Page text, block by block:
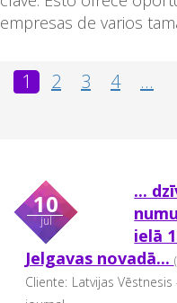
empresas de varios
1 2 3 4 ...
10
jul
...
ielā
Jelgavas novadā...
Cliente: Latvijas